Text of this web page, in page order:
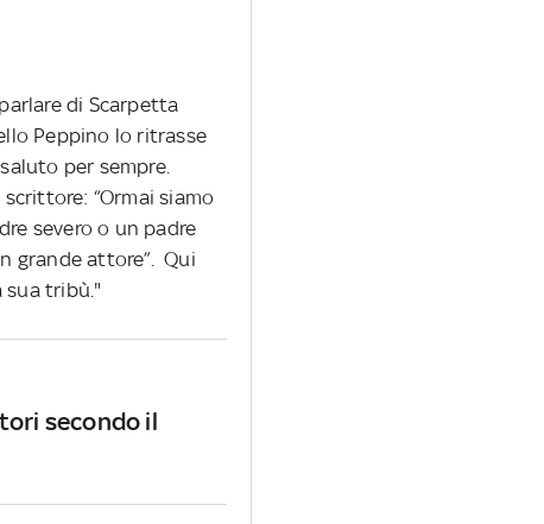
di Scarpetta
Peppino lo ritrasse
per sempre.
“Ormai siamo
severo o un padre
grande attore”. Qui
sua tribù."
secondo il